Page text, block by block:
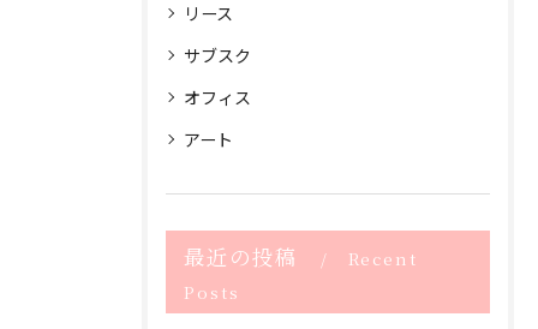
リース
サブスク
オフィス
アート
最近の投稿
Recent
Posts